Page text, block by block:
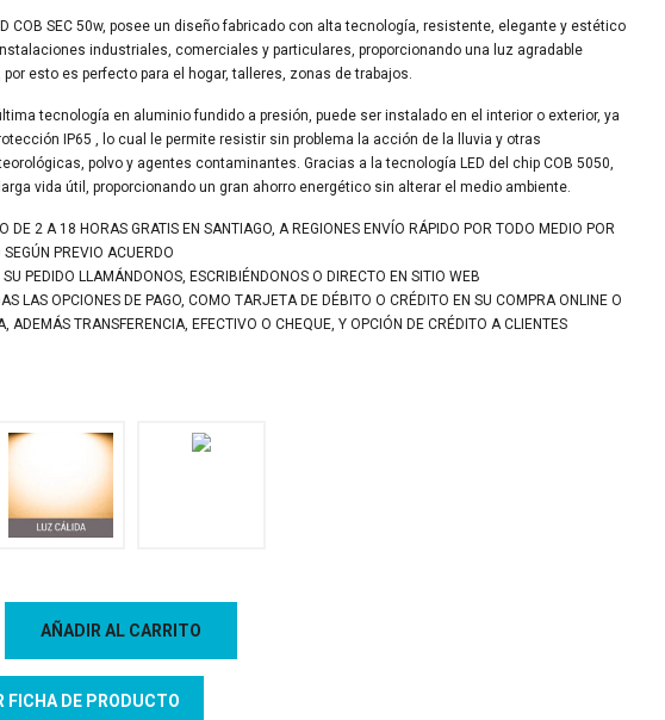
COB SEC 50w, posee un diseño fabricado con alta tecnología, resistente, elegante y estético
industriales, comerciales y particulares, proporcionando una luz agradable
por esto es perfecto para el hogar, talleres, zonas de trabajos.
tecnología en aluminio fundido a presión, puede ser instalado en el interior o exterior, ya
IP65 , lo cual le permite resistir sin problema la acción de la lluvia y otras
polvo y agentes contaminantes. Gracias a la tecnología LED del chip COB 5050,
vida útil, proporcionando un gran ahorro energético sin alterar el medio ambiente.
DE 2 A 18 HORAS GRATIS EN SANTIAGO, A REGIONES ENVÍO RÁPIDO POR TODO MEDIO POR
SEGÚN PREVIO ACUERDO
SU PEDIDO LLAMÁNDONOS, ESCRIBIÉNDONOS O DIRECTO EN SITIO WEB
LAS OPCIONES DE PAGO, COMO TARJETA DE DÉBITO O CRÉDITO EN SU COMPRA ONLINE O
ADEMÁS TRANSFERENCIA, EFECTIVO O CHEQUE, Y OPCIÓN DE CRÉDITO A CLIENTES
AÑADIR AL CARRITO
FICHA DE PRODUCTO